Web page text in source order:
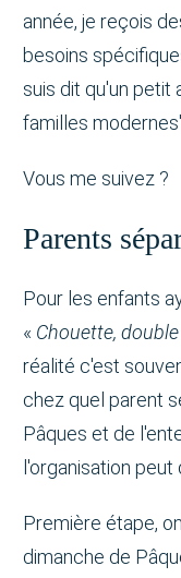
année, je reçois
besoins
suis dit qu'un petit
familles
Vous me suivez ?
Parents
Pour les enfants
« Chouette,
réalité c'est
chez quel parent
Pâques et de
l'organisation
Première étape,
dimanche de